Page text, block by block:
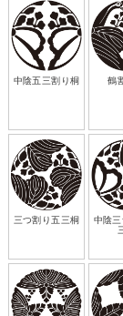
中陰五三割り桐 鶴
三つ割り五三桐
中陰